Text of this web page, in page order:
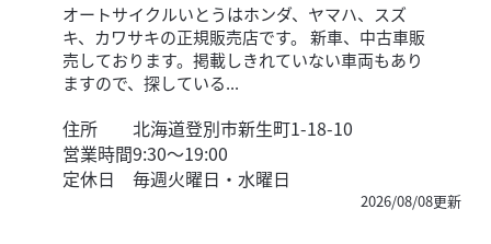
オートサイクルいとうはホンダ、ヤマハ、スズ
キ、カワサキの正規販売店です。 新車、中古車販
売しております。掲載しきれていない車両もあり
ますので、探している...
住所
北海道登別市新生町1-18-10
営業時間9:30〜19:00
定休日
毎週火曜日・水曜日
2026/08/08更新